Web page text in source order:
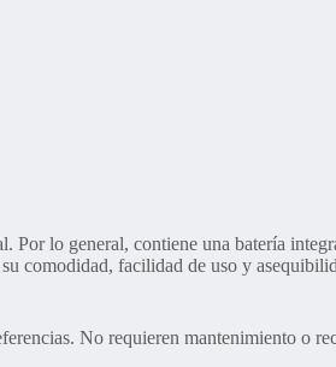
Por lo general, contiene una batería
comodidad, facilidad de uso y
No requieren mantenimiento o